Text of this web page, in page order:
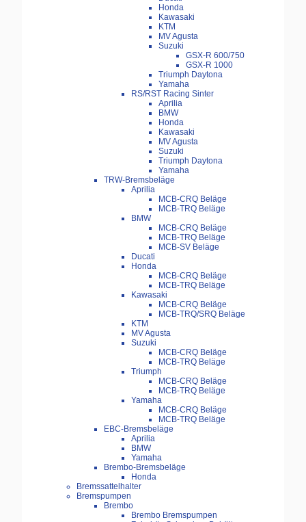
Honda
Kawasaki
KTM
MV Agusta
Suzuki
GSX-R 600/750
GSX-R 1000
Triumph Daytona
Yamaha
RS/RST Racing Sinter
Aprilia
BMW
Honda
Kawasaki
MV Agusta
Suzuki
Triumph Daytona
Yamaha
TRW-Bremsbeläge
Aprilia
MCB-CRQ Beläge
MCB-TRQ Beläge
BMW
MCB-CRQ Beläge
MCB-TRQ Beläge
MCB-SV Beläge
Ducati
Honda
MCB-CRQ Beläge
MCB-TRQ Beläge
Kawasaki
MCB-CRQ Beläge
MCB-TRQ/SRQ Beläge
KTM
MV Agusta
Suzuki
MCB-CRQ Beläge
MCB-TRQ Beläge
Triumph
MCB-CRQ Beläge
MCB-TRQ Beläge
Yamaha
MCB-CRQ Beläge
MCB-TRQ Beläge
EBC-Bremsbeläge
Aprilia
BMW
Yamaha
Brembo-Bremsbeläge
Honda
Bremssattelhalter
Bremspumpen
Brembo
Brembo Bremspumpen